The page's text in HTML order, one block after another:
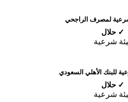
لمصرف الراجحي
✓ حلال
شرعية
للبنك الأهلي السعودي
✓ حلال
شرعية